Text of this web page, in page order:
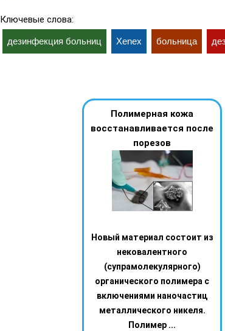
Ключевые слова:
дезинфекция больниц Xenex больница
Полимерная кожа
восстанавливается после
порезов
Новый материал состоит из
нековалентного
(супрамолекулярного)
органического полимера с
включениями наночастиц
металлического никеля.
Полимер ...